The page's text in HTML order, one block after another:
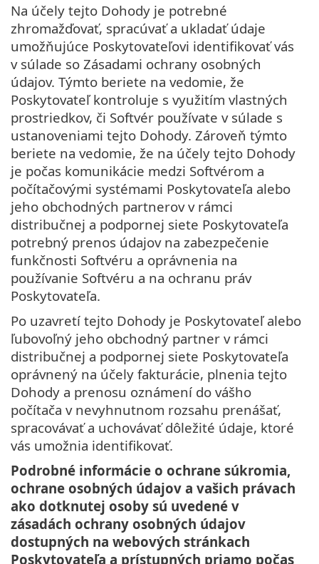
Na účely tejto Dohody je potrebné
zhromažďovať, spracúvať a ukladať údaje
umožňujúce Poskytovateľovi identifikovať vás
v súlade so Zásadami ochrany osobných
údajov. Týmto beriete na vedomie, že
Poskytovateľ kontroluje s využitím vlastných
prostriedkov, či Softvér používate v súlade s
ustanoveniami tejto Dohody. Zároveň týmto
beriete na vedomie, že na účely tejto Dohody
je počas komunikácie medzi Softvérom a
počítačovými systémami Poskytovateľa alebo
jeho obchodných partnerov v rámci
distribučnej a podpornej siete Poskytovateľa
potrebný prenos údajov na zabezpečenie
funkčnosti Softvéru a oprávnenia na
používanie Softvéru a na ochranu práv
Poskytovateľa.
Po uzavretí tejto Dohody je Poskytovateľ alebo
ľubovoľný jeho obchodný partner v rámci
distribučnej a podpornej siete Poskytovateľa
oprávnený na účely fakturácie, plnenia tejto
Dohody a prenosu oznámení do vášho
počítača v nevyhnutnom rozsahu prenášať,
spracovávať a uchovávať dôležité údaje, ktoré
vás umožnia identifikovať.
Podrobné informácie o ochrane súkromia,
ochrane osobných údajov a vašich právach
ako dotknutej osoby sú uvedené v
zásadách ochrany osobných údajov
dostupných na webových stránkach
Poskytovateľa a prístupných priamo počas